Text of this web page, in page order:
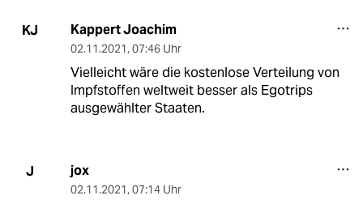
KJ Kappert Joachim
02.11.2021, 07:46 Uhr
Vielleicht wäre die kostenlose Verteilung von
Impfstoffen weltweit besser als Egotrips
ausgewählter Staaten.
J jox
02.11.2021, 07:14 Uhr